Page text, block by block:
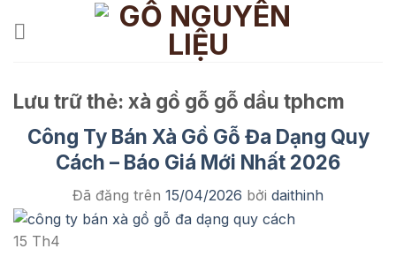
Lưu trữ thẻ: xà gồ gỗ gỗ dầu tphcm
Công Ty Bán Xà Gồ Gỗ Đa Dạng Quy
Cách – Báo Giá Mới Nhất 2026
Đã đăng trên 15/04/2026 bởi daithinh
15 Th4